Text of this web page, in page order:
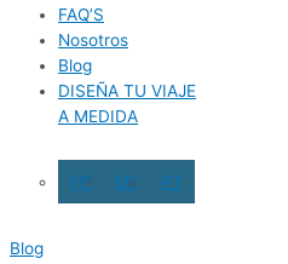
FAQ’S
Nosotros
Blog
DISEÑA TU VIAJE
A MEDIDA
FR EN PT
Blog